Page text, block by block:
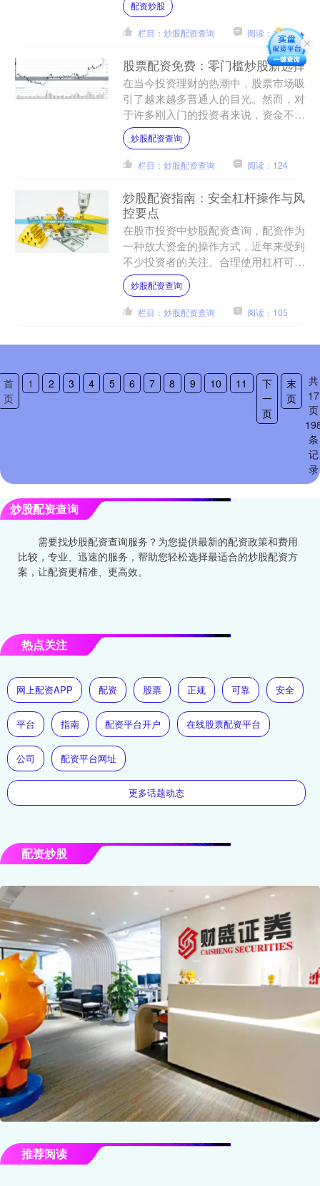
就是投资者通过向券商或....
配资炒股
栏目：炒股配资查询 阅读：153
股票配资免费：零门槛炒股新选择
在当今投资理财的热潮中，股票市场吸
引了越来越多普通人的目光。然而，对
于许多刚入门的投资者来说，资金不
足、门槛过高往往成为他们参与股市的
主要障碍。如今，“股票配资....
炒股配资查询
栏目：炒股配资查询 阅读：124
炒股配资指南：安全杠杆操作与风
控要点
在股市投资中炒股配资查询，配资作为
一种放大资金的操作方式，近年来受到
不少投资者的关注。合理使用杠杆可以
提升收益空间，但同时也伴随着更高的
风险。本文将围绕配资的基....
炒股配资查询
栏目：炒股配资查询 阅读：105
首
页
1 2 3 4 5 6 7 8 9 10 11
下
一
页
末
页
共
17
页
条
记
录
炒股配资查询
需要找炒股配资查询服务？为您提供最新的配资政策和费用
比较，专业、迅速的服务，帮助您轻松选择最适合的炒股配资方
案，让配资更精准、更高效。
热点关注
网上配资APP 配资 股票 正规 可靠 安全
平台 指南 配资平台开户 在线股票配资平台
公司 配资平台网址
更多话题动态
配资炒股
推荐阅读